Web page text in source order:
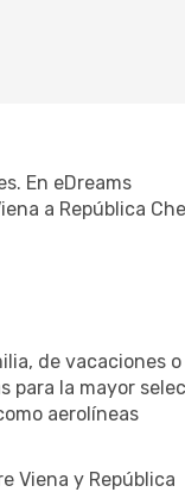
En eDreams
a República
de vacaciones o
para la mayor
aerolíneas
Viena y República